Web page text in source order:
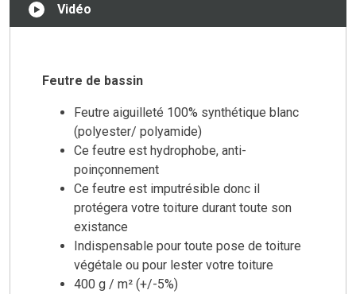
Vidéo
Feutre de bassin
Feutre aiguilleté 100% synthétique blanc
(polyester/ polyamide)
Ce feutre est hydrophobe, anti-
poinçonnement
Ce feutre est imputrésible donc il
protégera votre toiture durant toute son
existance
Indispensable pour toute pose de toiture
végétale ou pour lester votre toiture
400 g / m² (+/-5%)